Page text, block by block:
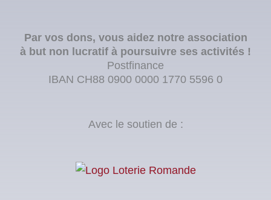
Par vos dons, vous aidez notre association
à but non lucratif à poursuivre ses activités !
Postfinance
IBAN CH88 0900 0000 1770 5596 0
Avec le soutien de :